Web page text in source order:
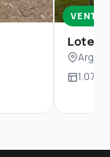
VENTA
Lote
1.070